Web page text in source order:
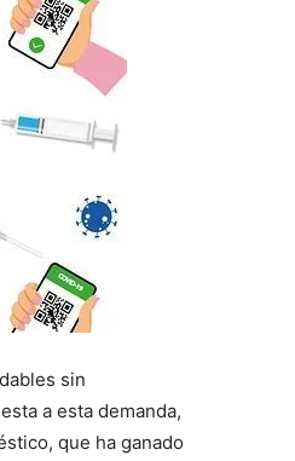
sin
a esta demanda,
que ha ganado